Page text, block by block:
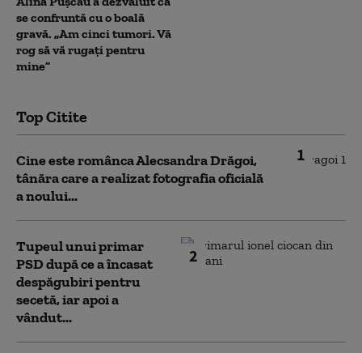
se confruntă cu o boală
gravă. „Am cinci tumori. Vă
rog să vă rugați pentru
mine”
Top Citite
1
Cine este românca Alecsandra Drăgoi,
tânăra care a realizat fotografia oficială
a noului...
2
Tupeul unui primar
PSD după ce a încasat
despăgubiri pentru
secetă, iar apoi a
vândut...